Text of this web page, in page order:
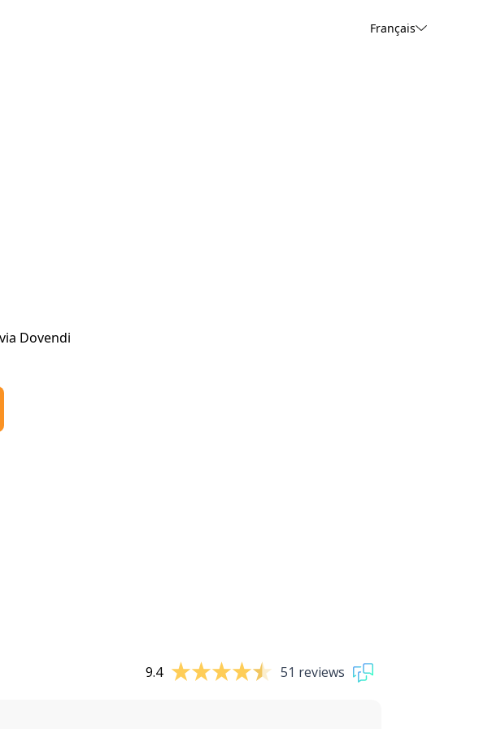
Français
Dovendi
9.4 51 reviews